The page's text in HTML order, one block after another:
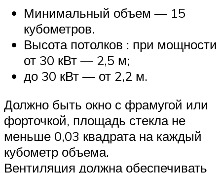
Минимальный объем — 15
кубометров.
Высота потолков : при мощности
от 30 кВт — 2,5 м;
до 30 кВт — от 2,2 м.
Должно быть окно с фрамугой или
форточкой, площадь стекла не
меньше 0,03 квадрата на каждый
кубометр объема.
Вентиляция должна обеспечивать